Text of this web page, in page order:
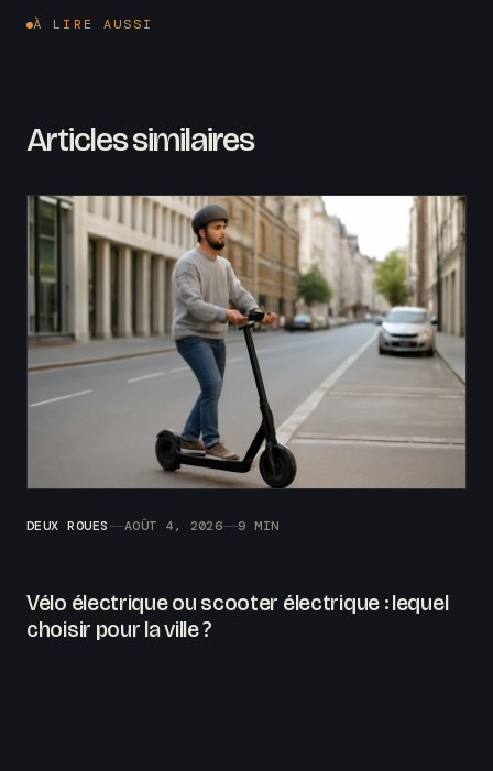
À LIRE AUSSI
Articles similaires
DEUX ROUES AOÛT 4, 2026 9 MIN
Vélo électrique ou scooter électrique : lequel
choisir pour la ville ?